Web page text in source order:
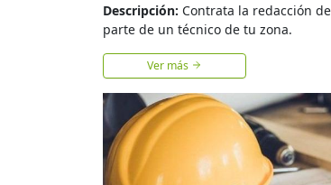
Descripción: Contrata la redacción
parte de un técnico de tu zona.
Ver más